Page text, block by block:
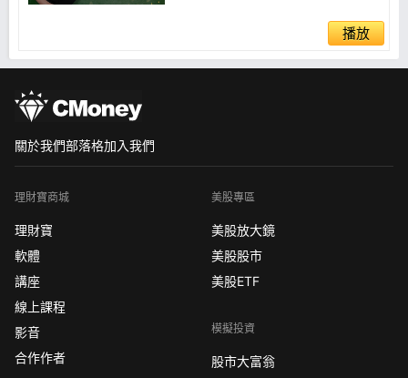
播放
關於我們部落格加入我們
理財寶商城
理財寶
軟體
講座
線上課程
影音
合作作者
美股專區
美股放大鏡
美股股市
美股ETF
模擬投資
股市大富翁